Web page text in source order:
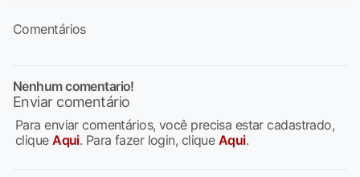
Comentários
Nenhum comentario!
Enviar comentário
Para enviar comentários, você precisa estar cadastrado,
cliqueAqui. Para fazer login, clique Aqui.